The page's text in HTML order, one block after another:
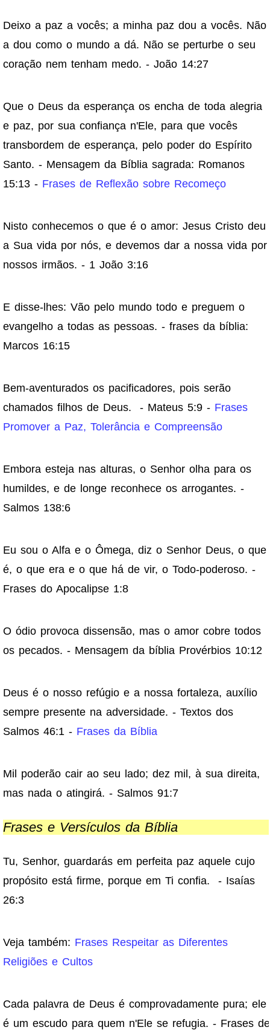
Deixo a paz a vocês; a minha paz dou a vocês. Não
a dou como o mundo a dá. Não se perturbe o seu
coração nem tenham medo. - João 14:27
Que o Deus da esperança os encha de toda alegria
e paz, por sua confiança n'Ele, para que vocês
transbordem de esperança, pelo poder do Espírito
Santo. - Mensagem da Bíblia sagrada: Romanos
15:13 - Frases de Reflexão sobre Recomeço
Nisto conhecemos o que é o amor: Jesus Cristo deu
a Sua vida por nós, e devemos dar a nossa vida por
nossos irmãos. - 1 João 3:16
E disse-lhes: Vão pelo mundo todo e preguem o
evangelho a todas as pessoas. - frases da bíblia:
Marcos 16:15
Bem-aventurados os pacificadores, pois serão
chamados filhos de Deus. - Mateus 5:9 - Frases
Promover a Paz, Tolerância e Compreensão
Embora esteja nas alturas, o Senhor olha para os
humildes, e de longe reconhece os arrogantes. -
Salmos 138:6
Eu sou o Alfa e o Ômega, diz o Senhor Deus, o que
é, o que era e o que há de vir, o Todo-poderoso. -
Frases do Apocalipse 1:8
O ódio provoca dissensão, mas o amor cobre todos
os pecados. - Mensagem da bíblia Provérbios 10:12
Deus é o nosso refúgio e a nossa fortaleza, auxílio
sempre presente na adversidade. - Textos dos
Salmos 46:1 - Frases da Bíblia
Mil poderão cair ao seu lado; dez mil, à sua direita,
mas nada o atingirá. - Salmos 91:7
Frases e Versículos da Bíblia
Tu, Senhor, guardarás em perfeita paz aquele cujo
propósito está firme, porque em Ti confia. - Isaías
26:3
Veja também: Frases Respeitar as Diferentes
Religiões e Cultos
Cada palavra de Deus é comprovadamente pura; ele
é um escudo para quem n'Ele se refugia. - Frases de